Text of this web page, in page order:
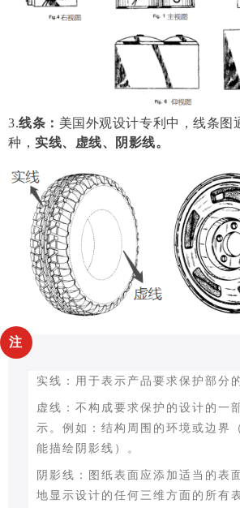
3.线条： 美国外观设计专利中，线条图
种，实线、虚线、阴影线。
注
实线：用于表示产品要求保护部分
虚线：不构成要求保护的设计的一
示。例如：结构周围的环境或边界
能描绘阴影线）。
阴影线：图纸表面应添加适当的表
地显示设计的任何三维方面的所有